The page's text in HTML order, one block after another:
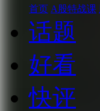
首页 A股特战课
话题
好看
快评